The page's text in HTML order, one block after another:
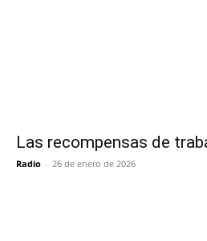
Las recompensas de
Radio - 26 de enero de 2026